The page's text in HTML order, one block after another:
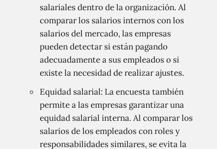
salariales dentro de la organización. Al
comparar los salarios internos con los
salarios del mercado, las empresas
pueden detectar si están pagando
adecuadamente a sus empleados o si
existe la necesidad de realizar ajustes.
Equidad salarial: La encuesta también
permite a las empresas garantizar una
equidad salarial interna. Al comparar los
salarios de los empleados con roles y
responsabilidades similares, se evita la